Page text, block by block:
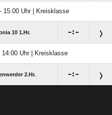
15:00 Uhr | Kreisklasse
10 1.Hr. :
Uhr | Kreisklasse
2.Hr. :